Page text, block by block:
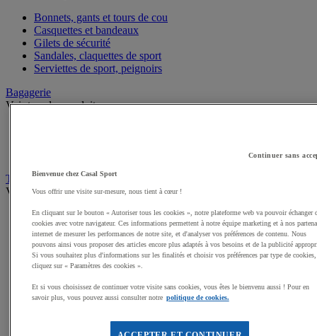
Bonnets, gants et tours de cou
Casquettes et bandeaux
Gilets de sécurité
Sandales, claquettes de sport
Serviettes de sport, peignoirs
Bagagerie
Voir tous les produits
Textile Multisport
Voir tous les produits
Shorts de sport
Sous-vêtements sport
Premieres couches, sous-maillots
Débardeurs de sport
Survêtements
Sweats de sport
Maillots de bain, combinaisons de natation
Continuer sans
Bienvenue chez Casal Sport
Vous offrir une visite sur-mesure, nous tient à cœur !
En cliquant sur le bouton « Autoriser tous les cookies », notre plateforme web va pouvoir échanger
cookies avec votre navigateur. Ces informations permettent à notre équipe marketing et à nos
internet de mesurer les performances de notre site, et d'analyser vos préférences de contenu. Nous
pouvons ainsi vous proposer des articles encore plus adaptés à vos besoins et de la publicité
Si vous souhaitez plus d'informations sur les finalités et choisir vos préférences par type de cookies,
cliquez sur « Paramètres des cookies ».
Et si vous choisissez de continuer votre visite sans cookies, vous êtes le bienvenu aussi ! Pour en
savoir plus, vous pouvez aussi consulter notre politique de cookies.